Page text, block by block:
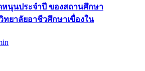
หนุนประจำปี ของสถานศึกษา
ยาลัยอาชีวศึกษาเขื่องใน